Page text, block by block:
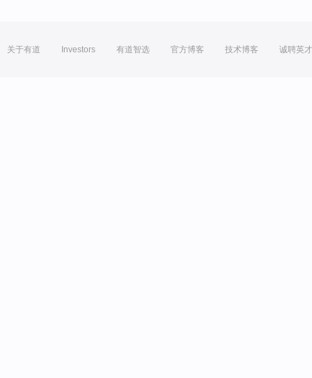
关于有道 Investors 有道智选 官方博客 技术博客 诚聘英才